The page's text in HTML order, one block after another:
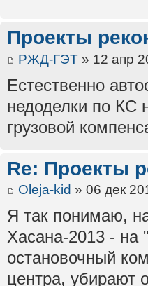
Проекты
РЖД-ГЭТ » 12 апр
Естественно
недоделки по КС
грузовой
Re: Проекты
Oleja-kid » 06 дек
Я так понимаю,
Хасана-2013 - на
остановочный
центра, убирают